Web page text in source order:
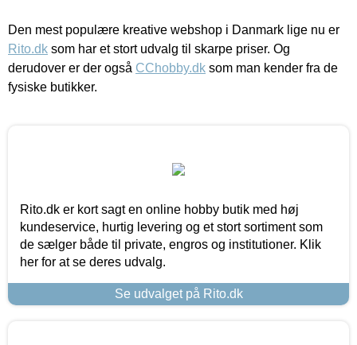
Den mest populære kreative webshop i Danmark lige nu er
Rito.dk som har et stort udvalg til skarpe priser. Og
derudover er der også CChobby.dk som man kender fra de
fysiske butikker.
Rito.dk er kort sagt en online hobby butik med høj
kundeservice, hurtig levering og et stort sortiment som
de sælger både til private, engros og institutioner. Klik
her for at se deres udvalg.
Se udvalget på Rito.dk